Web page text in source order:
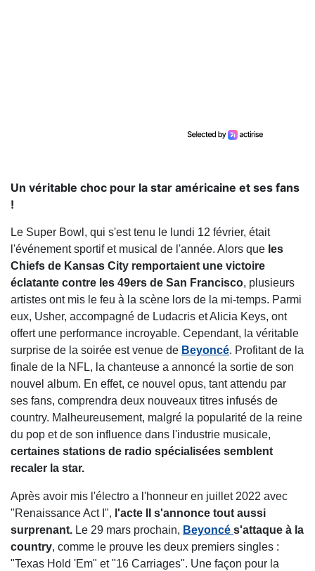
Un véritable choc pour la star américaine et ses fans
!
Le Super Bowl, qui s'est tenu le lundi 12 février, était
l'événement sportif et musical de l'année. Alors que les
Chiefs de Kansas City remportaient une victoire
éclatante contre les 49ers de San Francisco, plusieurs
artistes ont mis le feu à la scène lors de la mi-temps. Parmi
eux, Usher, accompagné de Ludacris et Alicia Keys, ont
offert une performance incroyable. Cependant, la véritable
surprise de la soirée est venue de Beyoncé. Profitant de la
finale de la NFL, la chanteuse a annoncé la sortie de son
nouvel album. En effet, ce nouvel opus, tant attendu par
ses fans, comprendra deux nouveaux titres infusés de
country. Malheureusement, malgré la popularité de la reine
du pop et de son influence dans l'industrie musicale,
certaines stations de radio spécialisées semblent
recaler la star.
Après avoir mis l'électro a l'honneur en juillet 2022 avec
"Renaissance Act I", l'acte II s'annonce tout aussi
surprenant. Le 29 mars prochain, Beyoncé s'attaque à la
country, comme le prouve les deux premiers singles :
"Texas Hold 'Em" et "16 Carriages". Une façon pour la